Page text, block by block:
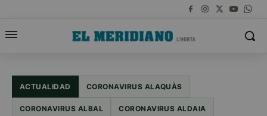
ACTUALIDAD CORONAVIRUS ALAQUÀS
CORONAVIRUS ALBAL CORONAVIRUS ALDAIA